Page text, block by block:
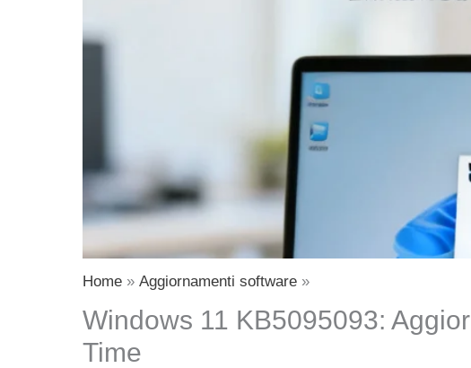
Home Aggiornamenti software
Windows 11 KB5095093:
Time